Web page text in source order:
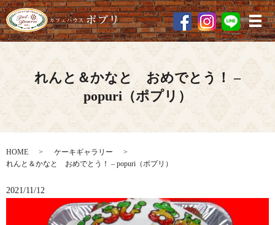
メ
れんと＆かなと おめでとう！ –
popuri（ポプリ）
HOME
ケーキギャラリー
れんと＆かなと おめでとう！ – popuri（ポプリ）
2021/11/12